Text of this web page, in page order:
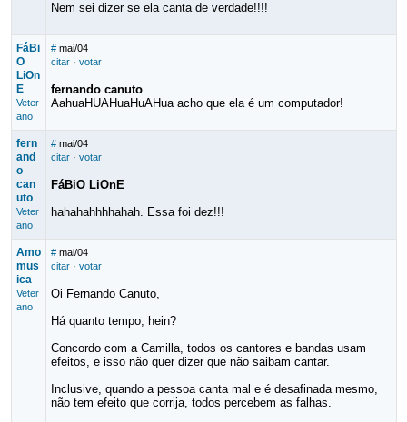
Nem sei dizer se ela canta de verdade!!!!
FáBi
O
LiOn
E
Veter
ano
# mai/04
citar· votar
fernando canuto
AahuaHUAHuaHuAHua acho que ela é um computador!
fern
and
o
can
uto
Veter
ano
# mai/04
citar· votar
FáBiO LiOnE
hahahahhhhahah. Essa foi dez!!!
Amo
mus
ica
Veter
ano
# mai/04
citar· votar
Oi Fernando Canuto,
Há quanto tempo, hein?
Concordo com a Camilla, todos os cantores e bandas usam
efeitos, e isso não quer dizer que não saibam cantar.
Inclusive, quando a pessoa canta mal e é desafinada mesmo,
não tem efeito que corrija, todos percebem as falhas.